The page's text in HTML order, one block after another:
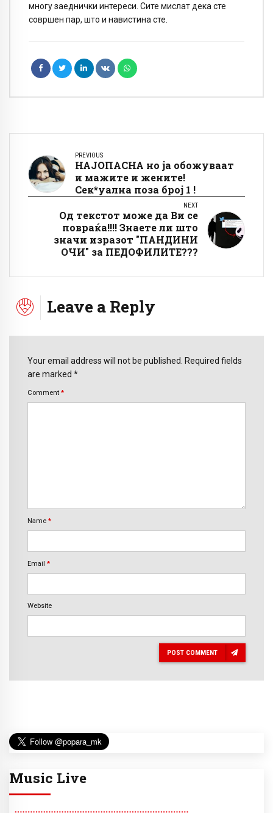
многу заеднички интереси. Сите мислат дека сте
совршен пар, што и навистина сте.
PREVIOUS
НАЈОПАСНА но ја обожуваат
и мажите и жените!
Сек*уална поза број 1 !
NEXT
Од текстот може да Ви се
повраќа!!!! Знаете ли што
значи изразот "ПАНДИНИ
ОЧИ" за ПЕДОФИЛИТЕ???
Leave a Reply
Your email address will not be published. Required fields
are marked *
Comment *
Name *
Email *
Website
POST COMMENT
Music Live